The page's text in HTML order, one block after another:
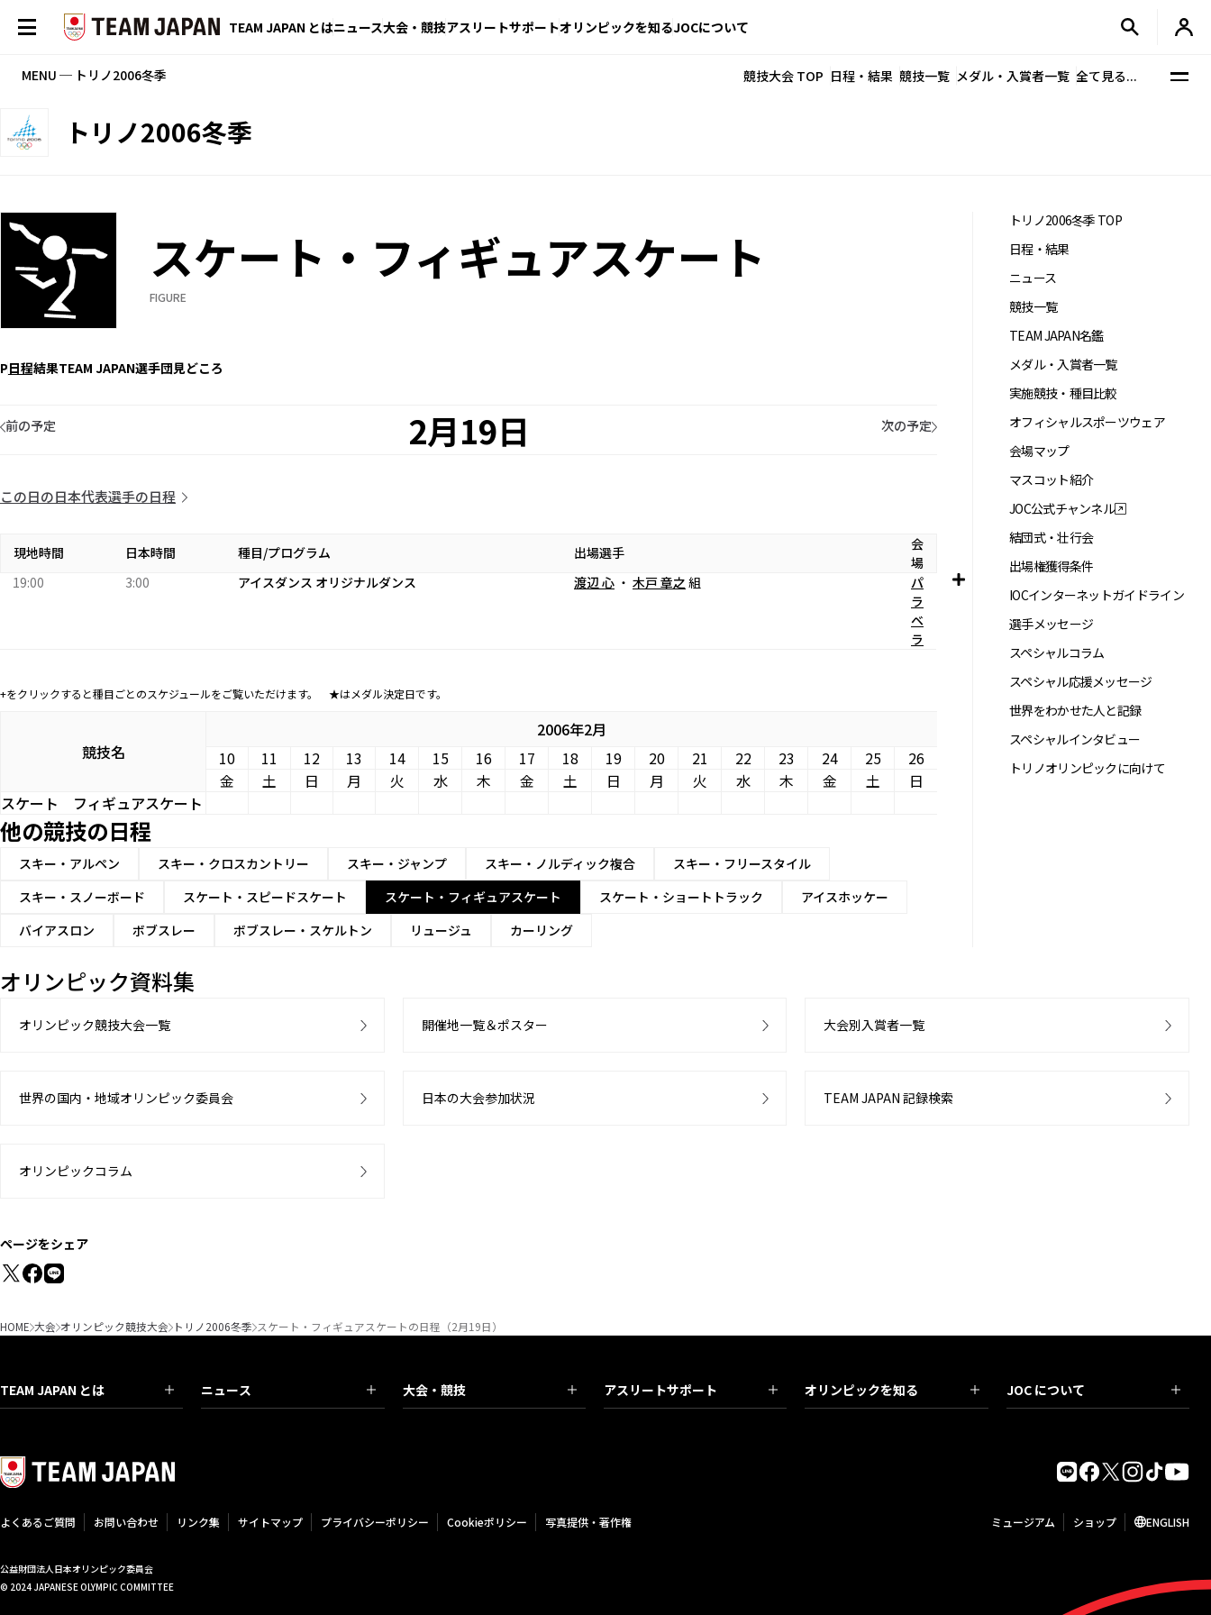
TEAM JAPAN とはニュース大会・競技アスリートサポートオリンピックを知るJOCについて
MENU ─ トリノ2006冬季 競技大会 TOP 日程・結果 競技一覧 メダル・入賞者一覧 全て見る...
トリノ2006冬季
スケート・フィギュアスケート
FIGURE
日程結果TEAM JAPAN選手団見どころ
2月19日
前の予定 次の予定
この日の日本代表選手の日程
現地時間 日本時間 種目/プログラム 出場選手
会
場
19:00
3:00 アイスダンス オリジナルダンス 渡辺 心 ・ 木戸 章之 組
パ
ラ
ベ
ラ
+をクリックすると種目ごとのスケジュールをご覧いただけます。 ★はメダル決定日です。
競技名
2006年2月
10
11 12 13 14 15 16 17 18 19 20 21 22 23 24 25
26
金
土 日 月 火 水 木 金 土 日 月 火 水 木 金 土
日
スケート フィギュアスケート
他の競技の日程
スキー・アルペン スキー・クロスカントリー スキー・ジャンプ スキー・ノルディック複合
スキー・フリースタイル
スキー・スノーボード
スケート・スピードスケート スケート・フィギュアスケート スケート・ショートトラック
アイスホッケー
バイアスロン
ボブスレー ボブスレー・スケルトン リュージュ カーリング
トリノ2006冬季 TOP
日程・結果
ニュース
競技一覧
TEAM JAPAN名鑑
メダル・入賞者一覧
実施競技・種目比較
オフィシャルスポーツウェア
会場マップ
マスコット紹介
JOC公式チャンネル
結団式・壮行会
出場権獲得条件
IOCインターネットガイドライン
選手メッセージ
スペシャルコラム
スペシャル応援メッセージ
世界をわかせた人と記録
スペシャルインタビュー
トリノオリンピックに向けて
オリンピック資料集
オリンピック競技大会一覧 開催地一覧＆ポスター 大会別入賞者一覧
世界の国内・地域オリンピック委員会 日本の大会参加状況 TEAM JAPAN 記録検索
オリンピックコラム
ページをシェア
HOME 大会 オリンピック競技大会 トリノ2006冬季 スケート・フィギュアスケートの日程（2月19日）
TEAM JAPAN とは ニュース 大会・競技 アスリートサポート オリンピックを知る JOC について
よくあるご質問 お問い合わせ リンク集 サイトマップ プライバシーポリシー Cookieポリシー 写真提供・著作権 ミュージアム ショップ ENGLISH
公益財団法人日本オリンピック委員会
© 2024 JAPANESE OLYMPIC COMMITTEE